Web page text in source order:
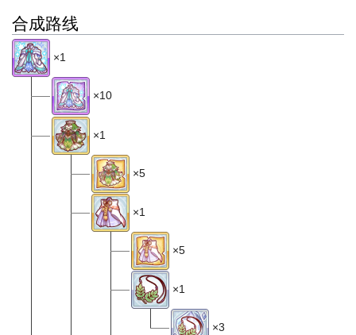
合成路线
×1
×10
×1
×5
×1
×5
×1
×3